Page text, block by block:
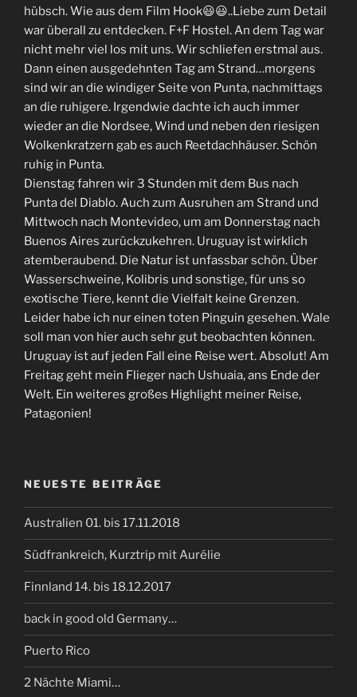
hübsch. Wie aus dem Film Hook😃😃..Liebe zum Detail
war überall zu entdecken. F+F Hostel. An dem Tag war
nicht mehr viel los mit uns. Wir schliefen erstmal aus.
Dann einen ausgedehnten Tag am Strand…morgens
sind wir an die windiger Seite von Punta, nachmittags
an die ruhigere. Irgendwie dachte ich auch immer
wieder an die Nordsee, Wind und neben den riesigen
Wolkenkratzern gab es auch Reetdachhäuser. Schön
ruhig in Punta.
Dienstag fahren wir 3 Stunden mit dem Bus nach
Punta del Diablo. Auch zum Ausruhen am Strand und
Mittwoch nach Montevideo, um am Donnerstag nach
Buenos Aires zurückzukehren. Uruguay ist wirklich
atemberaubend. Die Natur ist unfassbar schön. Über
Wasserschweine, Kolibris und sonstige, für uns so
exotische Tiere, kennt die Vielfalt keine Grenzen.
Leider habe ich nur einen toten Pinguin gesehen. Wale
soll man von hier auch sehr gut beobachten können.
Uruguay ist auf jeden Fall eine Reise wert. Absolut! Am
Freitag geht mein Flieger nach Ushuaia, ans Ende der
Welt. Ein weiteres großes Highlight meiner Reise,
Patagonien!
NEUESTE BEITRÄGE
Australien 01. bis 17.11.2018
Südfrankreich, Kurztrip mit Aurélie
Finnland 14. bis 18.12.2017
back in good old Germany…
Puerto Rico
2 Nächte Miami…